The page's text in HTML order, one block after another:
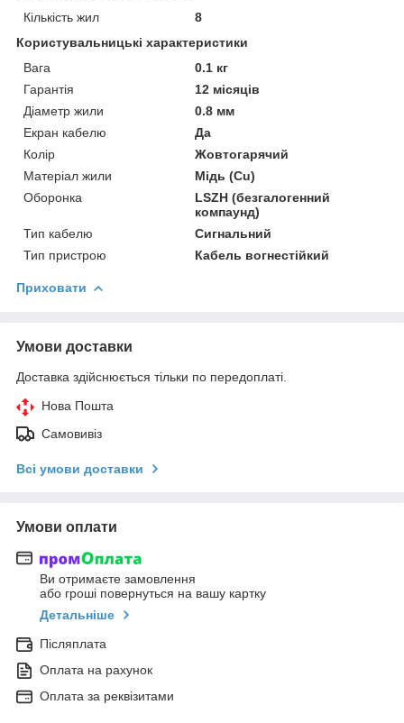
Кількість жил
8
Користувальницькі характеристики
Вага
0.1 кг
Гарантія
12 місяців
Діаметр жили
0.8 мм
Екран кабелю
Да
Колір
Жовтогарячий
Матеріал жили
Мідь (Cu)
Оборонка
LSZH (безгалогенний
компаунд)
Тип кабелю
Сигнальний
Тип пристрою
Кабель вогнестійкий
Приховати
Умови доставки
Доставка здійснюється тільки по передоплаті.
Нова Пошта
Самовивіз
Всі умови доставки
Умови оплати
Ви отримаєте замовлення
або гроші повернуться на вашу картку
Детальніше
Післяплата
Оплата на рахунок
Оплата за реквізитами